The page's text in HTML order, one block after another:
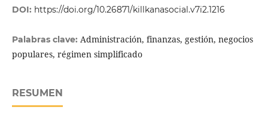
DOI: https://doi.org/10.26871/killkanasocial.v7i2.1216
Palabras clave: Administración, finanzas, gestión, negocios
populares, régimen simplificado
RESUMEN